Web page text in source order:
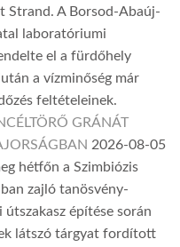
Strand. A Borsod-Abaúj-
laboratóriumi
el a fürdőhely
a vízminőség már
feltételeinek.
GRÁNÁT
2026-08-05
hétfőn a Szimbiózis
zajló tanösvény-
építése során
látszó tárgyat fordított